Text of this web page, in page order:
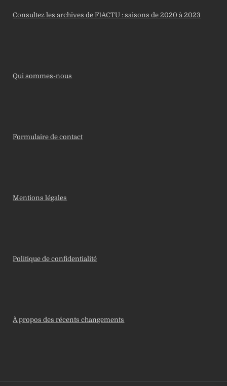
Consultez les archives de F1ACTU : saisons de 2020 à 2023
Qui sommes-nous
Formulaire de contact
Mentions légales
Politique de confidentialité
À propos des récents changements